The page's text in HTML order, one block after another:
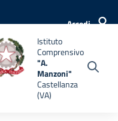
Accedi
Istituto
Comprensivo
"A.
Manzoni"
Castellanza
(VA)